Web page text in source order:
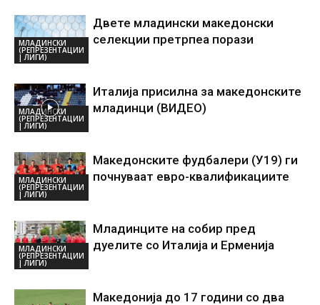
МЛАДИНСКИ
(РЕПРЕЗЕНТАЦИИ
| ЛИГИ)
Двете младински македонски
селекции претрпеа порази
МЛАДИНСКИ
(РЕПРЕЗЕНТАЦИИ
| ЛИГИ)
Италија присилна за македонските
младинци (ВИДЕО)
МЛАДИНСКИ
(РЕПРЕЗЕНТАЦИИ
| ЛИГИ)
Македонските фудбалери (У19) ги
почнуваат евро-квалификациите
МЛАДИНСКИ
(РЕПРЕЗЕНТАЦИИ
| ЛИГИ)
Младинците на собир пред
дуелите со Италија и Ерменија
Македонија до 17 години со два